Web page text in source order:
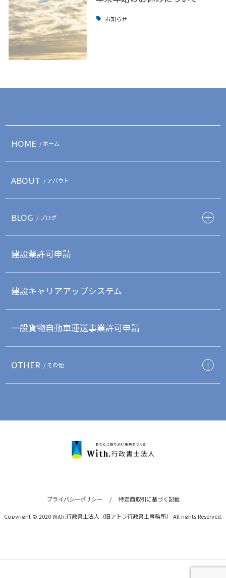
お知らせ
HOME / ホーム
ABOUT / アバウト
BLOG / ブログ
建設業許可申請
建設キャリアアップシステム
一般貨物自動車運送事業許可申請
OTHER / その他
プライバシーポリシー / 特定商取引に基づく記載
Copyright © 2020 With.行政書士法人（旧アトラ行政書士事務所） All rights Reserved.